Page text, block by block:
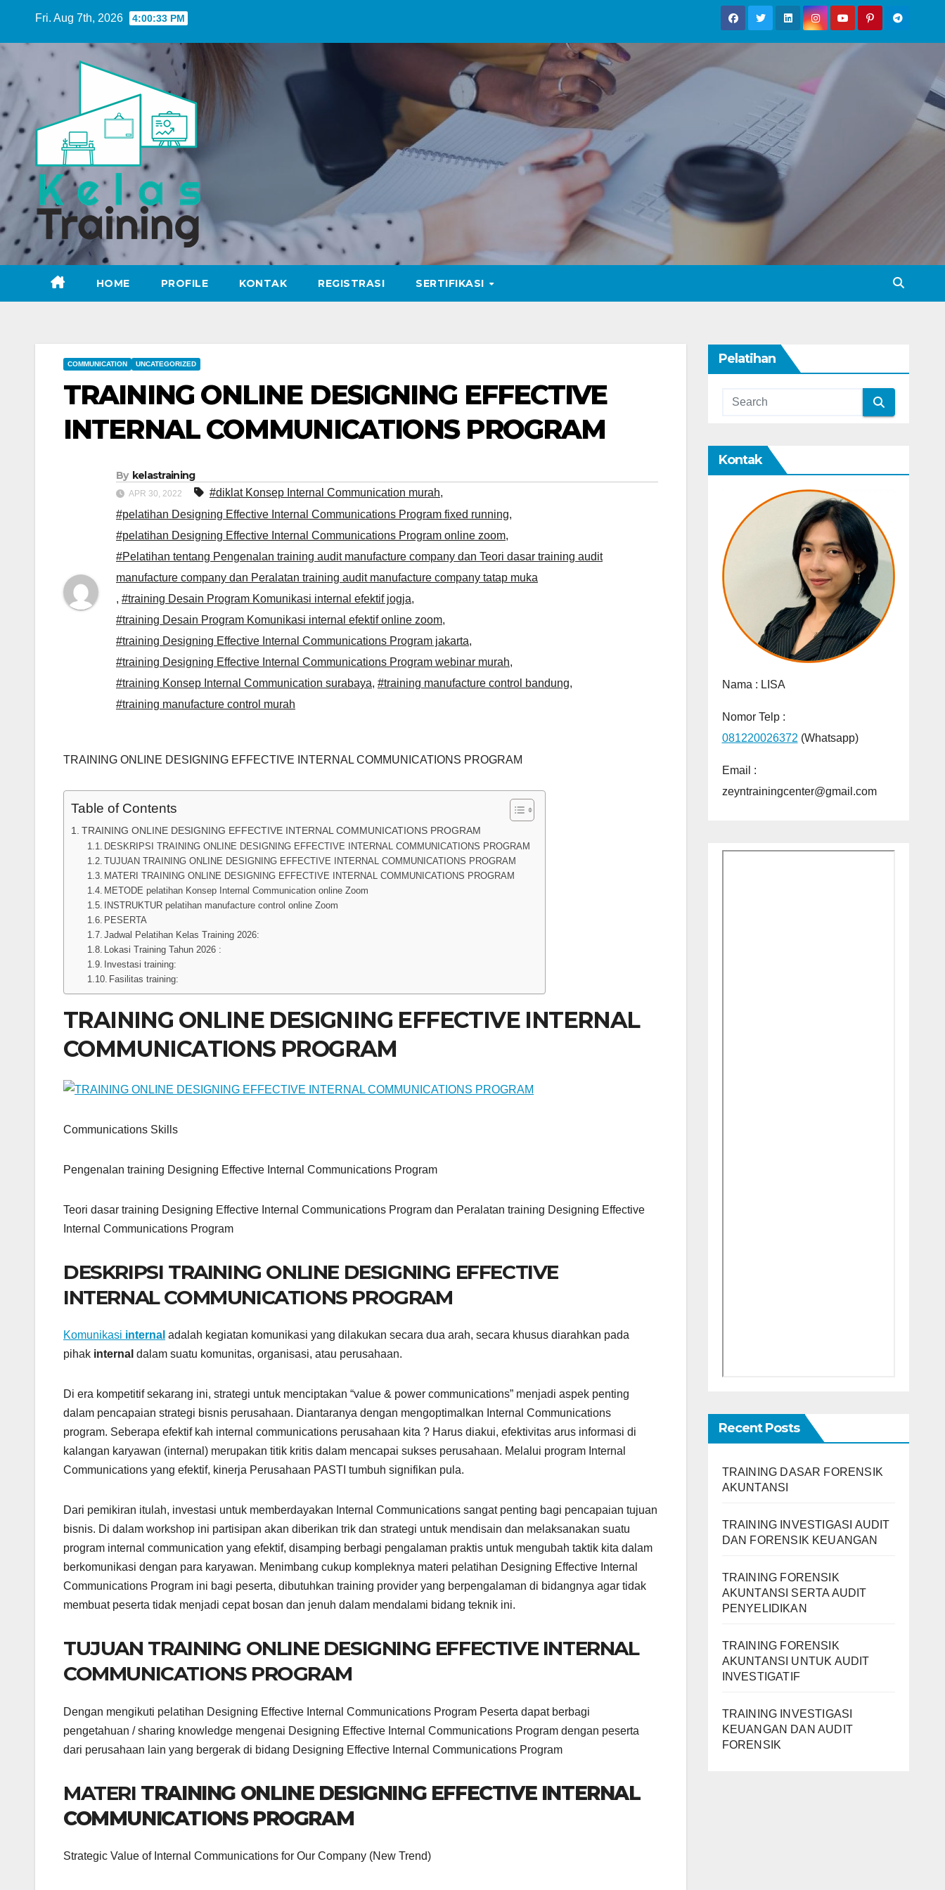
content
Fri. Aug 7th, 2026 4:00:34 PM
HOME PROFILE KONTAK REGISTRASI SERTIFIKASI
COMMUNICATION UNCATEGORIZED
TRAINING ONLINE DESIGNING EFFECTIVE
INTERNAL COMMUNICATIONS PROGRAM
By kelastraining
APR 30, 2022 #diklat Konsep Internal Communication murah,
#pelatihan Designing Effective Internal Communications Program fixed running,
#pelatihan Designing Effective Internal Communications Program online zoom,
#Pelatihan tentang Pengenalan training audit manufacture company dan Teori dasar training audit
manufacture company dan Peralatan training audit manufacture company tatap muka
, #training Desain Program Komunikasi internal efektif jogja,
#training Desain Program Komunikasi internal efektif online zoom,
#training Designing Effective Internal Communications Program jakarta,
#training Designing Effective Internal Communications Program webinar murah,
#training Konsep Internal Communication surabaya, #training manufacture control bandung,
#training manufacture control murah
TRAINING ONLINE DESIGNING EFFECTIVE INTERNAL COMMUNICATIONS PROGRAM
Table of Contents
TRAINING ONLINE DESIGNING EFFECTIVE INTERNAL COMMUNICATIONS PROGRAM
DESKRIPSI TRAINING ONLINE DESIGNING EFFECTIVE INTERNAL COMMUNICATIONS PROGRAM
TUJUAN TRAINING ONLINE DESIGNING EFFECTIVE INTERNAL COMMUNICATIONS PROGRAM
MATERI TRAINING ONLINE DESIGNING EFFECTIVE INTERNAL COMMUNICATIONS PROGRAM
METODE pelatihan Konsep Internal Communication online Zoom
INSTRUKTUR pelatihan manufacture control online Zoom
PESERTA
Jadwal Pelatihan Kelas Training 2026:
Lokasi Training Tahun 2026 :
Investasi training:
Fasilitas training:
TRAINING ONLINE DESIGNING EFFECTIVE INTERNAL
COMMUNICATIONS PROGRAM
Communications Skills
Pengenalan training Designing Effective Internal Communications Program
Teori dasar training Designing Effective Internal Communications Program dan Peralatan training Designing Effective
Internal Communications Program
DESKRIPSI TRAINING ONLINE DESIGNING EFFECTIVE
INTERNAL COMMUNICATIONS PROGRAM
Komunikasi internal adalah kegiatan komunikasi yang dilakukan secara dua arah, secara khusus diarahkan pada
pihak internal dalam suatu komunitas, organisasi, atau perusahaan.
Di era kompetitif sekarang ini, strategi untuk menciptakan “value & power communications” menjadi aspek penting
dalam pencapaian strategi bisnis perusahaan. Diantaranya dengan mengoptimalkan Internal Communications
program. Seberapa efektif kah internal communications perusahaan kita ? Harus diakui, efektivitas arus informasi di
kalangan karyawan (internal) merupakan titik kritis dalam mencapai sukses perusahaan. Melalui program Internal
Communications yang efektif, kinerja Perusahaan PASTI tumbuh signifikan pula.
Dari pemikiran itulah, investasi untuk memberdayakan Internal Communications sangat penting bagi pencapaian tujuan
bisnis. Di dalam workshop ini partisipan akan diberikan trik dan strategi untuk mendisain dan melaksanakan suatu
program internal communication yang efektif, disamping berbagi pengalaman praktis untuk mengubah taktik kita dalam
berkomunikasi dengan para karyawan. Menimbang cukup kompleknya materi pelatihan Designing Effective Internal
Communications Program ini bagi peserta, dibutuhkan training provider yang berpengalaman di bidangnya agar tidak
membuat peserta tidak menjadi cepat bosan dan jenuh dalam mendalami bidang teknik ini.
TUJUAN TRAINING ONLINE DESIGNING EFFECTIVE INTERNAL
COMMUNICATIONS PROGRAM
Dengan mengikuti pelatihan Designing Effective Internal Communications Program Peserta dapat berbagi
pengetahuan / sharing knowledge mengenai Designing Effective Internal Communications Program dengan peserta
dari perusahaan lain yang bergerak di bidang Designing Effective Internal Communications Program
MATERI TRAINING ONLINE DESIGNING EFFECTIVE INTERNAL
COMMUNICATIONS PROGRAM
Strategic Value of Internal Communications for Our Company (New Trend)
Pelatihan
Kontak
Nama : LISA
Nomor Telp :
081220026372 (Whatsapp)
Email :
zeyntrainingcenter@gmail.com
Recent Posts
TRAINING DASAR FORENSIK
AKUNTANSI
TRAINING INVESTIGASI AUDIT
DAN FORENSIK KEUANGAN
TRAINING FORENSIK
AKUNTANSI SERTA AUDIT
PENYELIDIKAN
TRAINING FORENSIK
AKUNTANSI UNTUK AUDIT
INVESTIGATIF
TRAINING INVESTIGASI
KEUANGAN DAN AUDIT
FORENSIK